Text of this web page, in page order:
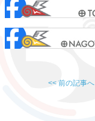
<< 前の記事へ